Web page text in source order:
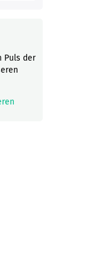
Puls der